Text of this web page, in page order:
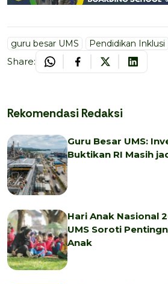
guru besar UMS Pendidikan Inklusi
Share:
Rekomendasi Redaksi
Guru Besar UMS:
Buktikan RI Masih
Hari Anak Nasional
UMS Soroti
Anak